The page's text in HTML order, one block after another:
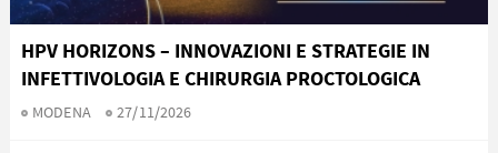
HPV HORIZONS – INNOVAZIONI E STRATEGIE IN
INFETTIVOLOGIA E CHIRURGIA PROCTOLOGICA
MODENA 27/11/2026